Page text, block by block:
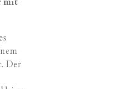
Der